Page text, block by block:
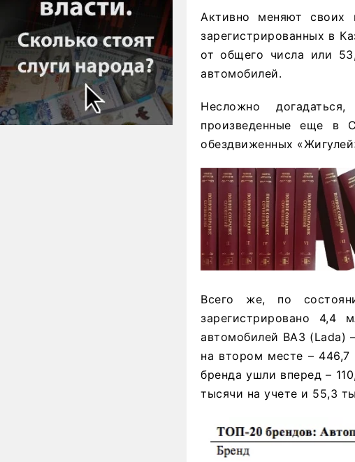
Активно меняют своих
зарегистрированных в
от общего числа или
автомобилей.
Несложно
произведенные еще в
обездвиженных
Всего же, по
зарегистрировано 4,4
автомобилей ВАЗ (Lada)
на втором месте –
бренда ушли вперед –
тысячи на учете и 55,3